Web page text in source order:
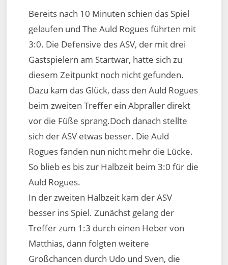
Bereits nach 10 Minuten schien das Spiel
gelaufen und The Auld Rogues führten mit
3:0. Die Defensive des ASV, der mit drei
Gastspielern am Startwar, hatte sich zu
diesem Zeitpunkt noch nicht gefunden.
Dazu kam das Glück, dass den Auld Rogues
beim zweiten Treffer ein Abpraller direkt
vor die Füße sprang.Doch danach stellte
sich der ASV etwas besser. Die Auld
Rogues fanden nun nicht mehr die Lücke.
So blieb es bis zur Halbzeit beim 3:0 für die
Auld Rogues.
In der zweiten Halbzeit kam der ASV
besser ins Spiel. Zunächst gelang der
Treffer zum 1:3 durch einen Heber von
Matthias, dann folgten weitere
Großchancen durch Udo und Sven, die